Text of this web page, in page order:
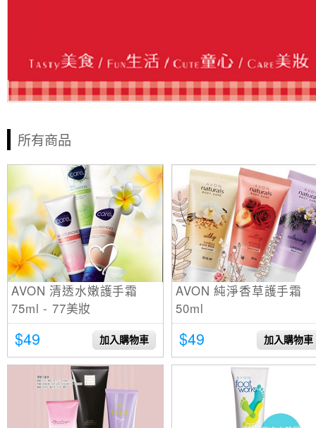
所有商品
AVON 清透水嫩護手霜
75ml - 77美妝
$49 加入購物車
AVON 純淨香草護手霜
50ml
$49 加入購物車